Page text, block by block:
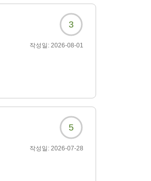
3
작성일: 2026-08-01
5
작성일: 2026-07-28